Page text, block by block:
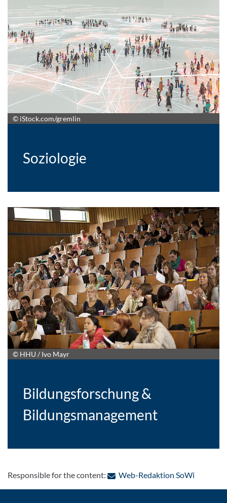
© iStock.com/gremlin
Soziologie
© HHU / Ivo Mayr
Bildungsforschung &
Bildungsmanagement
Responsible for the content: Web-Redaktion SoWi: